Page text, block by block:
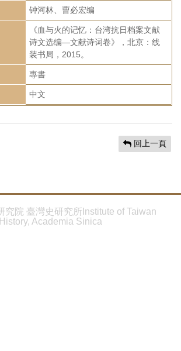
钟河林、曹必宏编
《血与火的记忆：台湾抗日档案文献
诗文选编—文献诗词卷》，北京：线
装书局，2015。
專書
中文
回上一頁
究院 臺灣史研究所Institute of Taiwan
History, Academia Sinica